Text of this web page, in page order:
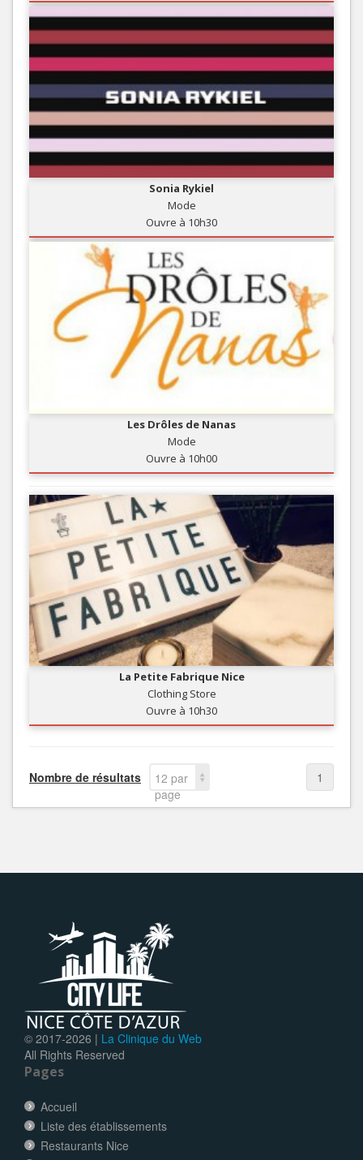
Sonia Rykiel
Mode
Ouvre à 10h30
Les Drôles de Nanas
Mode
Ouvre à 10h00
La Petite Fabrique Nice
Clothing Store
Ouvre à 10h30
Nombre de résultats
12 par
page
1
© 2017-2026 | La Clinique du Web
All Rights Reserved
Pages
Accueil
Liste des établissements
Restaurants Nice